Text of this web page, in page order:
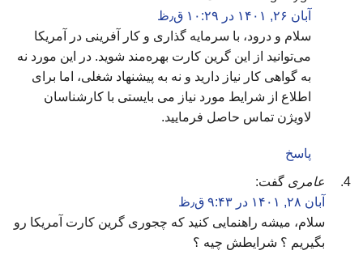
آبان ۲۶, ۱۴۰۱ در ۱۰:۲۹ ق٫ظ
سلام و درود، با سرمایه گذاری و کار آفرینی در آمریکا
می‌توانید از این گرین کارت بهره‌مند شوید. در این مورد نه
به گواهی کار نیاز دارید و نه به پیشنهاد شغلی، اما برای
اطلاع از شرایط مورد نیاز می بایستی با کارشناسان
لاویژن تماس حاصل فرمایید.
پاسخ
عامری گفت:
آبان ۲۸, ۱۴۰۱ در ۹:۴۳ ق٫ظ
سلام، میشه راهنمایی کنید که چجوری گرین کارت آمریکا رو
بگیریم ؟ شرایطش چیه ؟